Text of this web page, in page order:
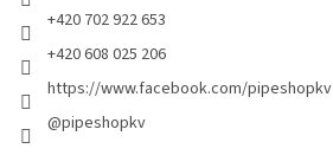
+420 702 922 653
+420 608 025 206
https://www.facebook.com/pipeshopkv
@pipeshopkv